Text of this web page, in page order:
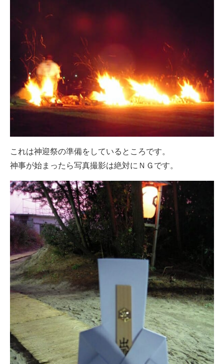
これは神迎祭の準備をしているところです。
神事が始まったら写真撮影は絶対にＮＧです。